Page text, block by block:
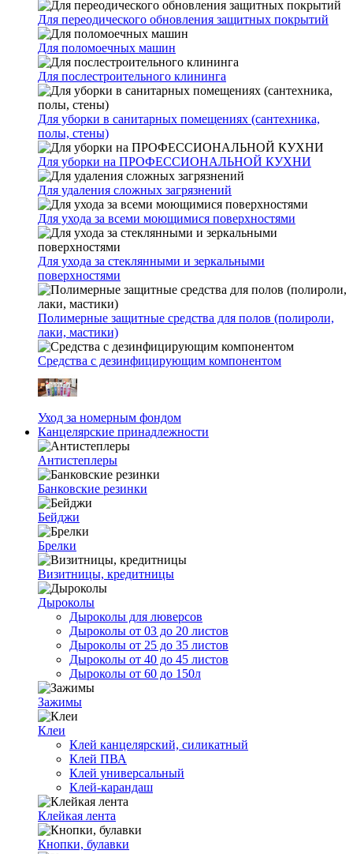
Для переодического обновления защитных покрытий
Для поломоечных машин
Для послестроительного клининга
Для уборки в санитарных помещениях (сантехника,
полы, стены)
Для уборки на ПРОФЕССИОНАЛЬНОЙ КУХНИ
Для удаления сложных загрязнений
Для ухода за всеми моющимися поверхностями
Для ухода за стеклянными и зеркальными
поверхностями
Полимерные защитные средства для полов (полироли,
лаки, мастики)
Средства с дезинфицирующим компонентом
Уход за номерным фондом
Канцелярские принадлежности
Антистеплеры
Банковские резинки
Бейджи
Брелки
Визитницы, кредитницы
Дыроколы
Дыроколы для люверсов
Дыроколы от 03 до 20 листов
Дыроколы от 25 до 35 листов
Дыроколы от 40 до 45 листов
Дыроколы от 60 до 150л
Зажимы
Клеи
Клей канцелярский, силикатный
Клей ПВА
Клей универсальный
Клей-карандаш
Клейкая лента
Кнопки, булавки